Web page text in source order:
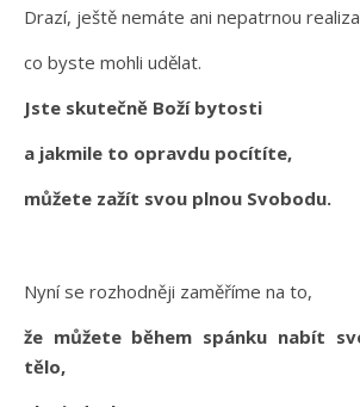
Drazí, ještě nemáte ani nepatrnou
co byste mohli udělat.
Jste skutečně Boží bytosti
a jakmile to opravdu pocítíte,
můžete zažít svou plnou Svobodu.
Nyní se rozhodněji zaměříme na to,
že můžete během spánku nabít
tělo,